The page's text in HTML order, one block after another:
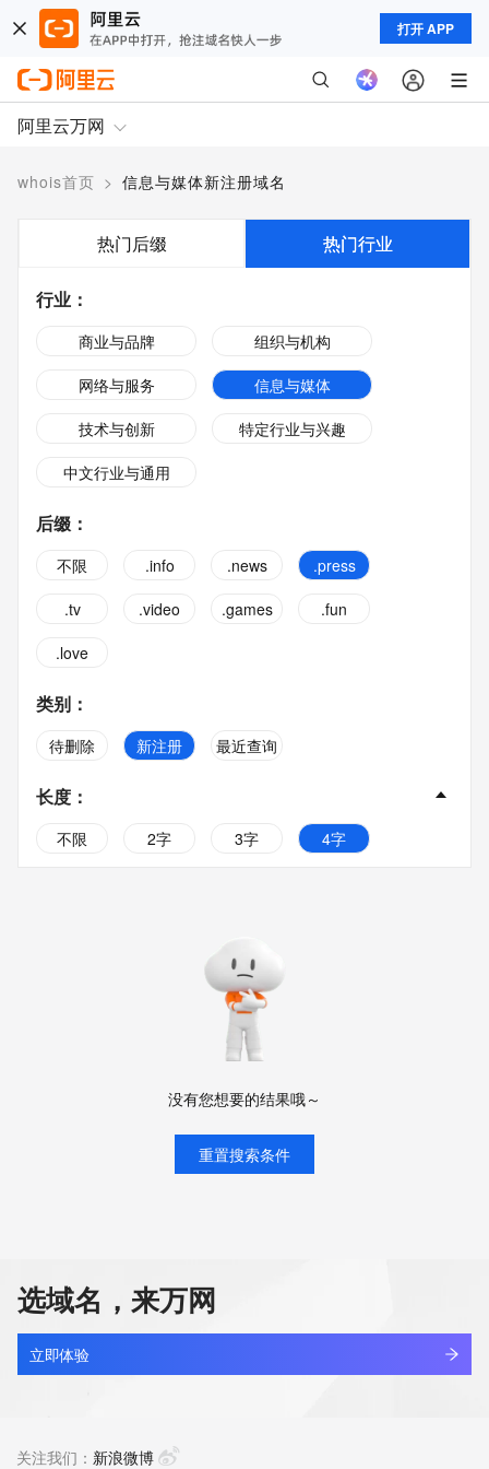
打开 APP
阿里云万网
whois首页 > 信息与媒体新注册域名
热门后缀 热门行业
行业 ：
商业与品牌
组织与机构
网络与服务
信息与媒体
技术与创新
特定行业与兴趣
中文行业与通用
后缀 ：
不限 .info .news
.press
.tv
.video .games
.fun
.love
类别 ：
待删除 新注册 最近查询
长度 ：
不限 2字 3字
4字
没有您想要的结果哦～
重置搜索条件
选域名，来万网
立即体验
关注我们： 新浪微博